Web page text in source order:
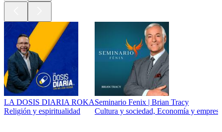
LA DOSIS DIARIA ROKA
Religión y espiritualidad
Seminario Fenix | Brian Tracy
Cultura y sociedad, Economía y